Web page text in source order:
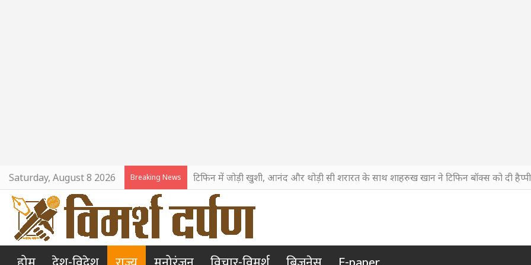
Saturday, August 8 2026 Breaking News टिफिन में जोड़ी खुशी, आनंद और थोड़ी सी शरारत के साथ शाहरुख खान ने टिफिन बॉक्स को दी हैप्पी